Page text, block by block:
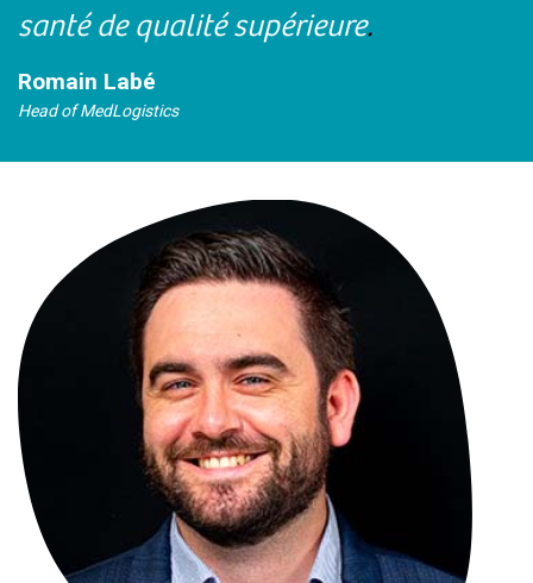
santé de qualité supérieure.
Romain Labé
Head of MedLogistics